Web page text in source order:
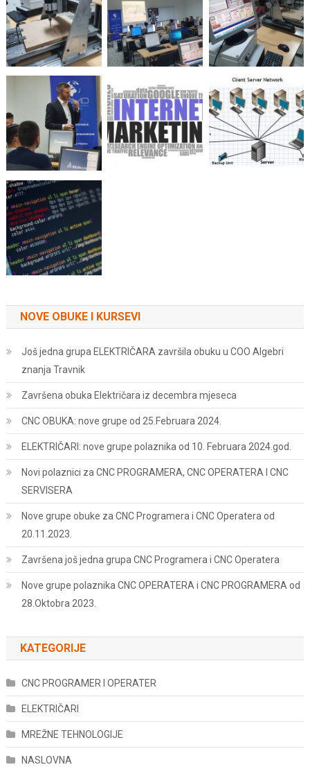
NOVE OBUKE I KURSEVI
Još jedna grupa ELEKTRIČARA završila obuku u COO Algebri
znanja Travnik
Završena obuka Električara iz decembra mjeseca
CNC OBUKA: nove grupe od 25.Februara 2024.
ELEKTRIČARI: nove grupe polaznika od 10. Februara 2024.god.
Novi polaznici za CNC PROGRAMERA, CNC OPERATERA I CNC
SERVISERA
Nove grupe obuke za CNC Programera i CNC Operatera od
20.11.2023.
Završena još jedna grupa CNC Programera i CNC Operatera
Nove grupe polaznika CNC OPERATERA i CNC PROGRAMERA od
28.Oktobra 2023.
KATEGORIJE
CNC PROGRAMER I OPERATER
ELEKTRIČARI
MREŽNE TEHNOLOGIJE
NASLOVNA